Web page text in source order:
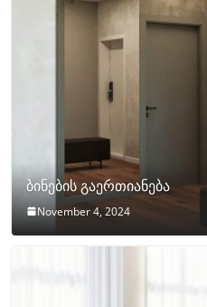
ბინების გაერთიანება
November 4, 2024